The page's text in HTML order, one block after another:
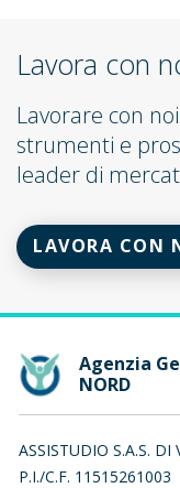
Lavora con
Lavorare con
strumenti e
leader di
LAVORA CON
Agenzia
NORD
ASSISTUDIO S.A.S.
P.I./C.F. 11515261003